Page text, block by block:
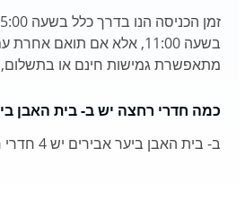
בשעה 11:00, אלא אם תואם
מתאפשרת גמישות חינם או
כמה חדרי רחצה יש ב- בית האבן
ב- בית האבן ביער אבירים יש 4 חדרי רחצה.